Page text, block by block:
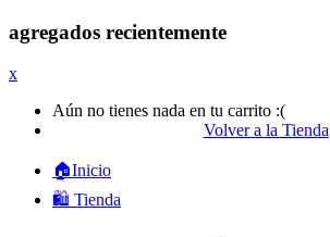
agregados recientemente
x
Aún no tienes nada en tu carrito :(
Volver a la Tienda
🏠Inicio
🛍️ Tienda